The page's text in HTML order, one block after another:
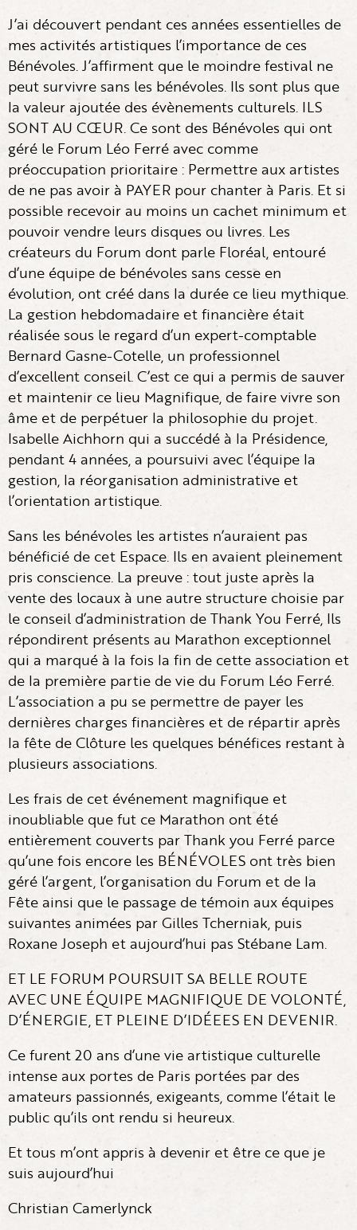
J’ai découvert pendant ces années essentielles de
mes activités artistiques l’importance de ces
Bénévoles. J’affirment que le moindre festival ne
peut survivre sans les bénévoles. Ils sont plus que
la valeur ajoutée des évènements culturels. ILS
SONT AU CŒUR. Ce sont des Bénévoles qui ont
géré le Forum Léo Ferré avec comme
préoccupation prioritaire : Permettre aux artistes
de ne pas avoir à PAYER pour chanter à Paris. Et si
possible recevoir au moins un cachet minimum et
pouvoir vendre leurs disques ou livres. Les
créateurs du Forum dont parle Floréal, entouré
d’une équipe de bénévoles sans cesse en
évolution, ont créé dans la durée ce lieu mythique.
La gestion hebdomadaire et financière était
réalisée sous le regard d’un expert-comptable
Bernard Gasne-Cotelle, un professionnel
d’excellent conseil. C’est ce qui a permis de sauver
et maintenir ce lieu Magnifique, de faire vivre son
âme et de perpétuer la philosophie du projet.
Isabelle Aichhorn qui a succédé à la Présidence,
pendant 4 années, a poursuivi avec l’équipe la
gestion, la réorganisation administrative et
l’orientation artistique.
Sans les bénévoles les artistes n’auraient pas
bénéficié de cet Espace. Ils en avaient pleinement
pris conscience. La preuve : tout juste après la
vente des locaux à une autre structure choisie par
le conseil d’administration de Thank You Ferré, Ils
répondirent présents au Marathon exceptionnel
qui a marqué à la fois la fin de cette association et
de la première partie de vie du Forum Léo Ferré.
L’association a pu se permettre de payer les
dernières charges financières et de répartir après
la fête de Clôture les quelques bénéfices restant à
plusieurs associations.
Les frais de cet événement magnifique et
inoubliable que fut ce Marathon ont été
entièrement couverts par Thank you Ferré parce
qu’une fois encore les BÉNÉVOLES ont très bien
géré l’argent, l’organisation du Forum et de la
Fête ainsi que le passage de témoin aux équipes
suivantes animées par Gilles Tcherniak, puis
Roxane Joseph et aujourd’hui pas Stébane Lam.
ET LE FORUM POURSUIT SA BELLE ROUTE
AVEC UNE ÉQUIPE MAGNIFIQUE DE VOLONTÉ,
D’ÉNERGIE, ET PLEINE D’IDÉEES EN DEVENIR.
Ce furent 20 ans d’une vie artistique culturelle
intense aux portes de Paris portées par des
amateurs passionnés, exigeants, comme l’était le
public qu’ils ont rendu si heureux.
Et tous m’ont appris à devenir et être ce que je
suis aujourd’hui
Christian Camerlynck